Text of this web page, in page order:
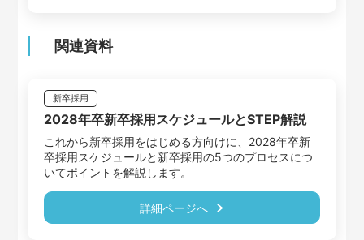
関連資料
新卒採用
2028年卒新卒採用スケジュールとSTEP解説
これから新卒採用をはじめる方向けに、2028年卒新
卒採用スケジュールと新卒採用の5つのプロセスにつ
いてポイントを解説します。
詳細ページへ